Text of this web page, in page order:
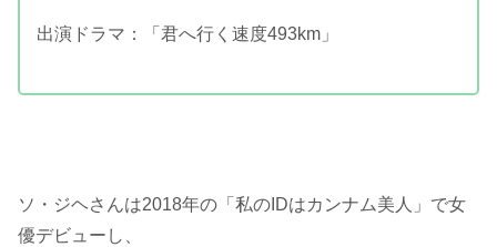
出演ドラマ：「君へ行く速度493km」
ソ・ジヘさんは2018年の「私のIDはカンナム美人」で女
優デビューし、